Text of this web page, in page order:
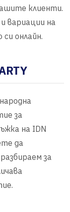
клиенти.
вариации на
онлайн.
за
на IDN
да
за